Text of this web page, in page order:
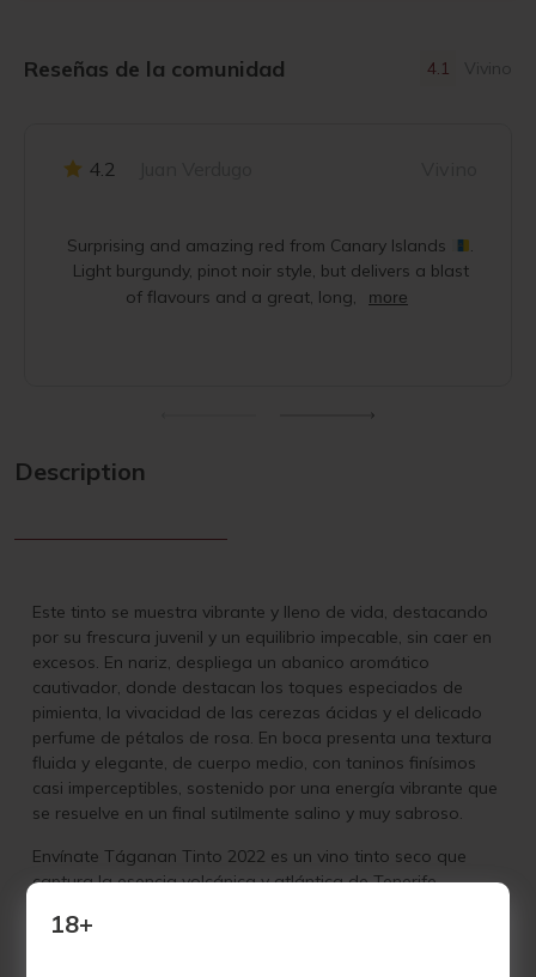
18+
Reseñas de la comunidad 4.1 Vivino
4.2
Surprising and amazing red from Canary Islands
.
Light burgundy, pinot noir style, but delivers a blast
of flavours and a great, long,
more
Description
Este tinto se muestra vibrante y lleno de vida, destacando
por su frescura juvenil y un equilibrio impecable, sin caer en
excesos. En nariz, despliega un abanico aromático
cautivador, donde destacan los toques especiados de
pimienta, la vivacidad de las cerezas ácidas y el delicado
perfume de pétalos de rosa. En boca presenta una textura
fluida y elegante, de cuerpo medio, con taninos finísimos
casi imperceptibles, sostenido por una energía vibrante que
se resuelve en un final sutilmente salino y muy sabroso.
Envínate Táganan Tinto 2022 es un vino tinto seco que
captura la esencia volcánica y atlántica de Tenerife,
autóctonas canarias, como Listán Negro, Listán Gaucho y